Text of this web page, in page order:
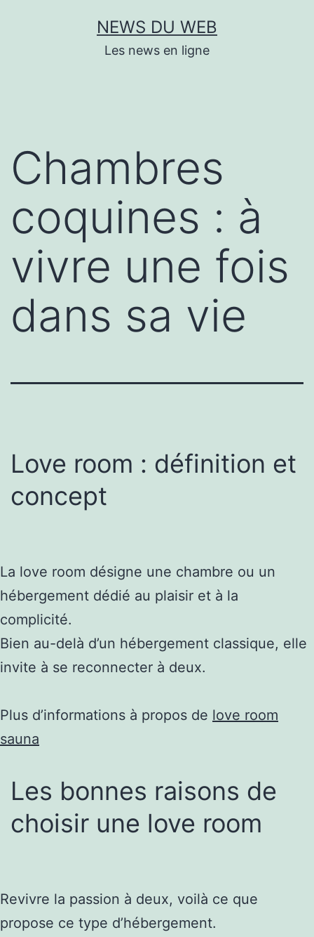
NEWS DU WEB
Les news en ligne
Chambres
coquines : à
vivre une fois
dans sa vie
Love room : définition et
concept
La love room désigne une chambre ou un
hébergement dédié au plaisir et à la
complicité.
Bien au-delà d’un hébergement classique, elle
invite à se reconnecter à deux.
Plus d’informations à propos de love room
sauna
Les bonnes raisons de
choisir une love room
Revivre la passion à deux, voilà ce que
propose ce type d’hébergement.